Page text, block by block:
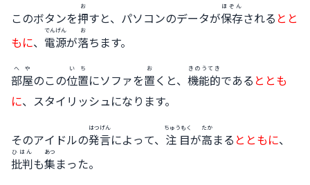
このボタンを押
お
すと、パソコンのデータが保存
ほぞん
される とと
もに、 電源
でんげん
が落
お
ちます。
部屋
へや
のこの位置
いち
にソファを置
お
くと、 機能的
きのうてき
である ととも
に、スタイリッシュになります。
そのアイドルの発言
はつげん
によって、 注目
ちゅうもく
が高
たか
まる とともに、
批判
ひはん
も集
あつ
まった。